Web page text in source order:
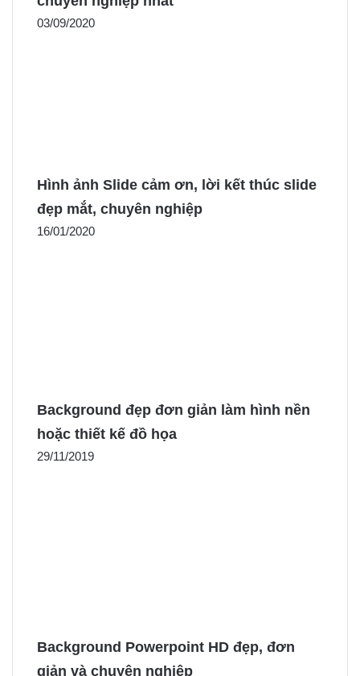
03/09/2020
Hình ảnh Slide cảm ơn, lời kết thúc slide
đẹp mắt, chuyên nghiệp
16/01/2020
Background đẹp đơn giản làm hình nền
hoặc thiết kế đồ họa
29/11/2019
Background Powerpoint HD đẹp, đơn
giản và chuyên nghiệp